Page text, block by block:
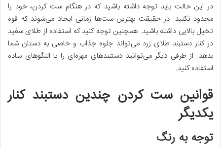
در این حالت باید توجه داشته باشید که در هنگام ست کردن، خود را
محدود نکنید. در حقیقت بهترین ست‌ها زمانی ایجاد می‌شوند که قوه
تخیل بالایی داشته باشید. همچنین توجه کنید که استفاده از طلای سفید
در کنار دستبند طلای زرد می‌تواند جلوه جذاب و خاصی به دستان شما
بدهد. از طرفی دیگر می‌توانید دستبندهای مهره‌ای را با النگوهای ساده
استفاده کنید.
قوانین ست کردن چندین دستبند کنار
یکدیگر
توجه به رنگ